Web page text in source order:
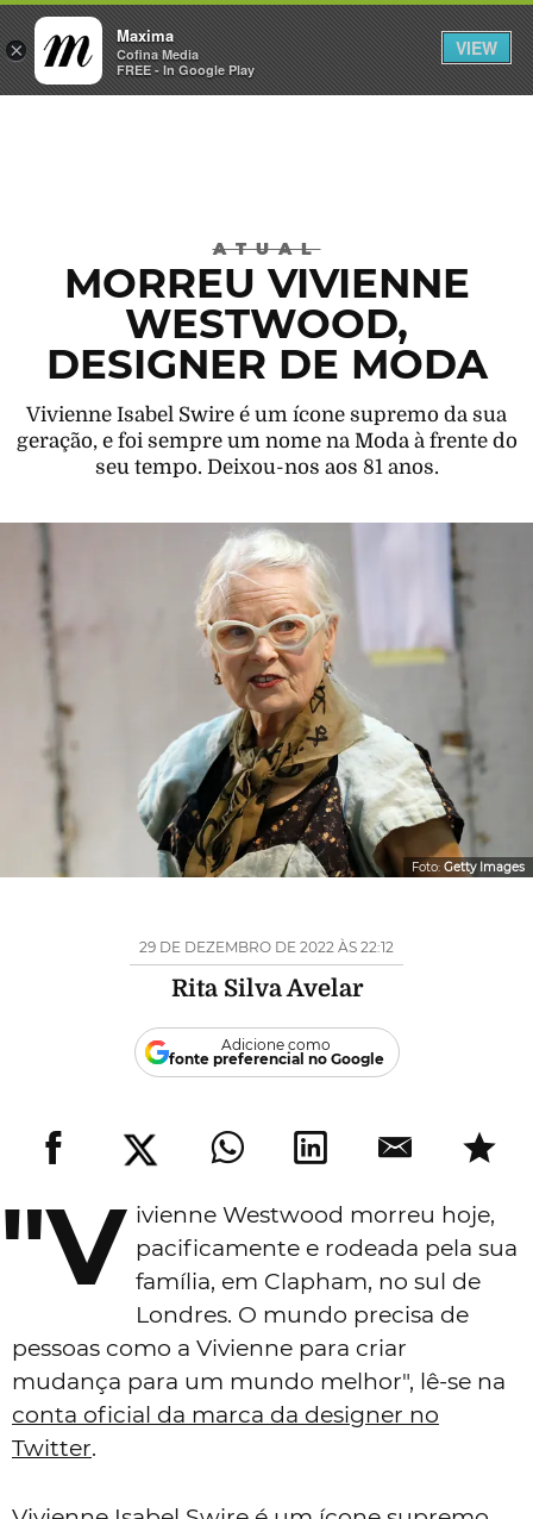
×
Maxima
Cofina Media
FREE - In Google Play
VIEW
INICIAR SESSÃO
ATUAL
MORREU VIVIENNE
WESTWOOD,
DESIGNER DE MODA
Vivienne Isabel Swire é um ícone supremo da sua
geração, e foi sempre um nome na Moda à frente do
seu tempo. Deixou-nos aos 81 anos.
Foto: Getty Images
29 DE DEZEMBRO DE 2022 ÀS 22:12
Rita Silva Avelar
Adicione como
fonte preferencial no Google
"V ivienne Westwood morreu hoje,
pacificamente e rodeada pela sua
família, em Clapham, no sul de
Londres. O mundo precisa de
pessoas como a Vivienne para criar
mudança para um mundo melhor", lê-se na
conta oficial da marca da designer no
Twitter.